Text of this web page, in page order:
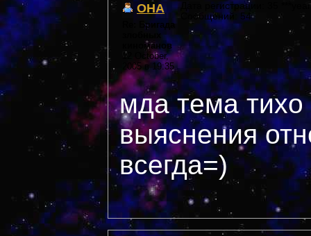
OHA
Re: Бригада
злобных
киноманов
12 October,
2005 в 19:35
Дата регистрации: 35
Сообщений: 54
мда тема тихо
выяснения
всегда=)